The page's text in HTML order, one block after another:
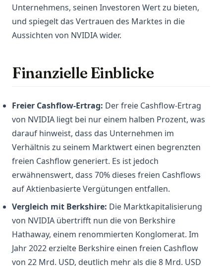
Unternehmens, seinen Investoren Wert zu bieten,
und spiegelt das Vertrauen des Marktes in die
Aussichten von NVIDIA wider.
Finanzielle Einblicke
Freier Cashflow-Ertrag: Der freie Cashflow-Ertrag
von NVIDIA liegt bei nur einem halben Prozent, was
darauf hinweist, dass das Unternehmen im
Verhältnis zu seinem Marktwert einen begrenzten
freien Cashflow generiert. Es ist jedoch
erwähnenswert, dass 70% dieses freien Cashflows
auf Aktienbasierte Vergütungen entfallen.
Vergleich mit Berkshire: Die Marktkapitalisierung
von NVIDIA übertrifft nun die von Berkshire
Hathaway, einem renommierten Konglomerat. Im
Jahr 2022 erzielte Berkshire einen freien Cashflow
von 22 Mrd. USD, deutlich mehr als die 8 Mrd. USD